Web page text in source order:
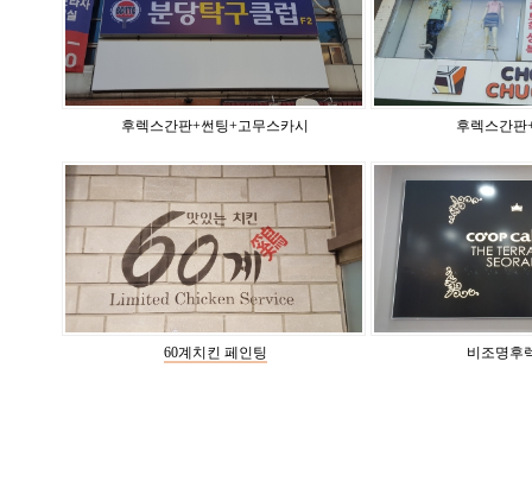
후렉스간판+썬팅+고무스카시 후렉스간판
60계치킨 페인팅 비조명후